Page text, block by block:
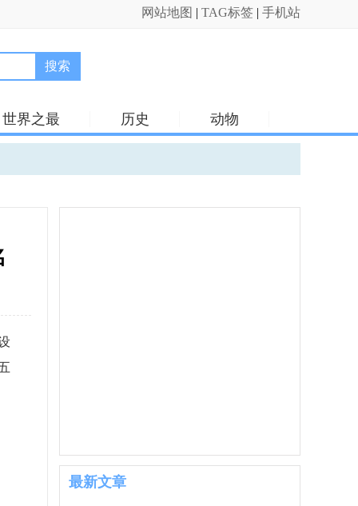
网站地图 | TAG标签 | 手机站
搜索
世界之最 历史 动物
最新文章